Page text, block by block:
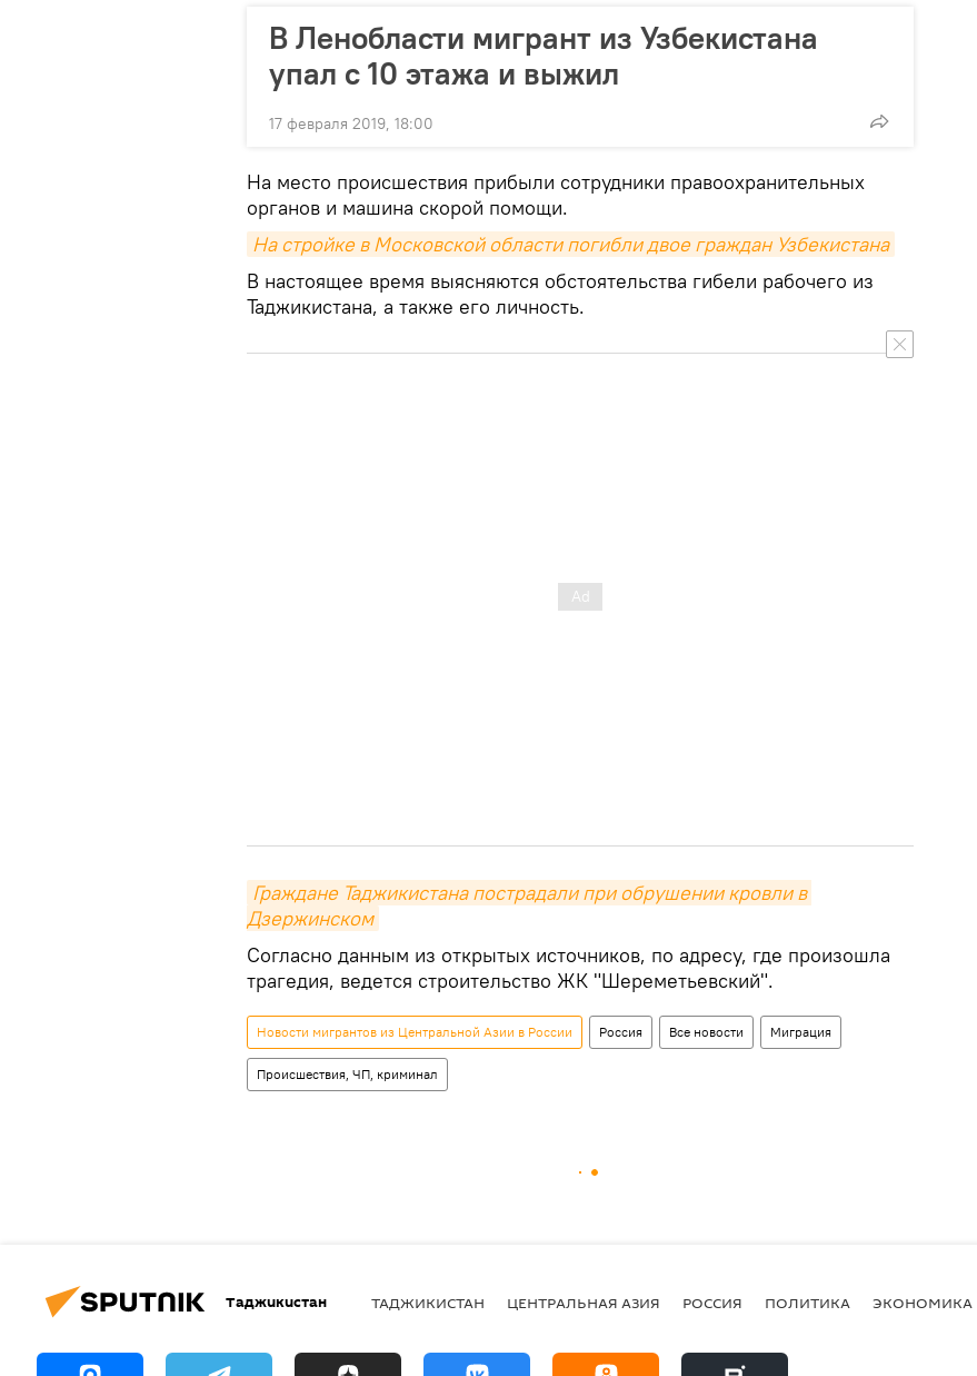
В Ленобласти мигрант из Узбекистана
упал с 10 этажа и выжил
17 февраля 2019, 18:00
На место происшествия прибыли сотрудники правоохранительных
органов и машина скорой помощи.
На стройке в Московской области погибли двое граждан Узбекистана
В настоящее время выясняются обстоятельства гибели рабочего из
Таджикистана, а также его личность.
Граждане Таджикистана пострадали при обрушении кровли в
Дзержинском
Согласно данным из открытых источников, по адресу, где произошла
трагедия, ведется строительство ЖК "Шереметьевский".
Новости мигрантов из Центральной Азии в России Россия Все новости Миграция
Происшествия, ЧП, криминал
Таджикистан ТАДЖИКИСТАН ЦЕНТРАЛЬНАЯ АЗИЯ РОССИЯ ПОЛИТИКА ЭКОНОМИКА